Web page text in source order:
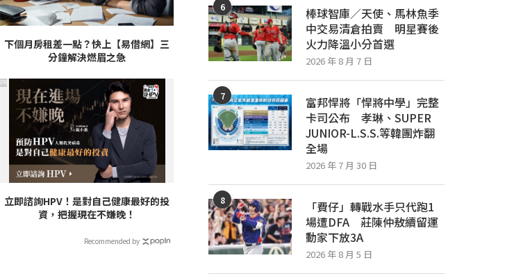
下個月房租差一點？快上【易借網】三
分鐘解決燃眉之急
立即諮詢HPV！是對自己健康最好的投
資，把握現在不嫌晚！
PR
Recommended by
6
棒球智庫／天使、馬林魚季
中交易清倉拍賣 明星賽後
火力降溫小分首選
2026 年 8 月 7 日
7
富邦悍將「悍將中學」完整
卡司公布 孝琳、SUPER
JUNIOR-L.S.S.等韓團炸翻
全場
2026 年 7 月 30 日
8
「費仔」轉戰水手只代跑1
場遭DFA 莊陳仲敖續留運
動家下放3A
2026 年 8 月 5 日